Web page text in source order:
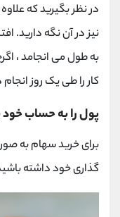
در نظر بگیرید که
نیز در آن نگه دارید.
به طول می انجامد ،
کار را طی یک روز
پول را به حساب خود
برای خرید سهام به
گذاری خود داشته